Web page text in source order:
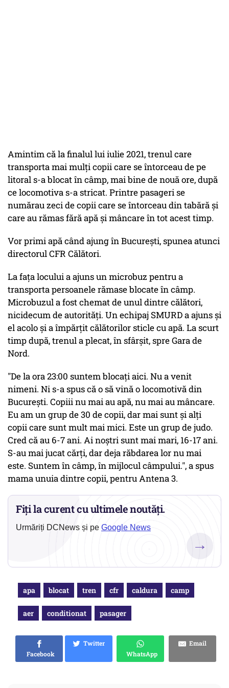
Amintim că la finalul lui iulie 2021, trenul care
transporta mai mulți copii care se întorceau de pe
litoral s-a blocat în câmp, mai bine de nouă ore, după
ce locomotiva s-a stricat. Printre pasageri se
numărau zeci de copii care se întorceau din tabără și
care au rămas fără apă și mâncare în tot acest timp.
Vor primi apă când ajung în București, spunea atunci
directorul CFR Călători.
La fața locului a ajuns un microbuz pentru a
transporta persoanele rămase blocate în câmp.
Microbuzul a fost chemat de unul dintre călători,
nicidecum de autorități. Un echipaj SMURD a ajuns și
el acolo și a împărțit călătorilor sticle cu apă. La scurt
timp după, trenul a plecat, în sfârșit, spre Gara de
Nord.
"De la ora 23:00 suntem blocați aici. Nu a venit
nimeni. Ni s-a spus că o să vină o locomotivă din
București. Copiii nu mai au apă, nu mai au mâncare.
Eu am un grup de 30 de copii, dar mai sunt și alți
copii care sunt mult mai mici. Este un grup de judo.
Cred că au 6-7 ani. Ai noștri sunt mai mari, 16-17 ani.
S-au mai jucat cărți, dar deja răbdarea lor nu mai
este. Suntem în câmp, în mijlocul câmpului.", a spus
mama unuia dintre copii, pentru Antena 3.
Fiți la curent cu ultimele noutăți.
Urmăriți DCNews și pe Google News
→
apa blocat tren cfr caldura camp
aer conditionat pasager
Facebook
Twitter
WhatsApp
Email